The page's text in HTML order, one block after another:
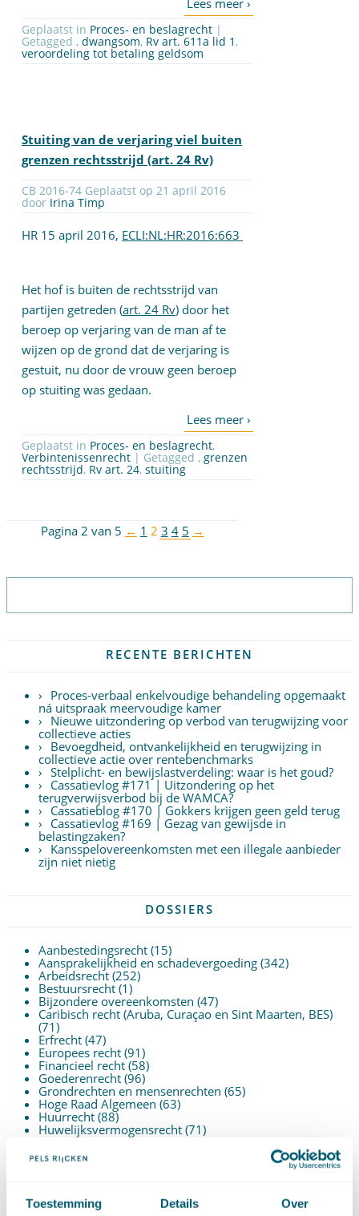
Toestemming Details Over
Geplaatst in Proces- en beslagrecht
Getagged , dwangsom, Rv art. 611a lid 1 ,
veroordeling tot betaling geldsom
Stuiting van de verjaring viel buiten
grenzen rechtsstrijd (art. 24 Rv)
CB 2016-74 Geplaatst op 21 april 2016
door Irina Timp
HR 15 april 2016, ECLI:NL:HR:2016:663
Het hof is buiten de rechtsstrijd van
partijen getreden (art. 24 Rv) door het
beroep op verjaring van de man af te
wijzen op de grond dat de verjaring is
gestuit, nu door de vrouw geen beroep
op stuiting was gedaan.
Geplaatst in Proces- en beslagrecht,
Verbintenissenrecht | Getagged , grenzen
rechtsstrijd, Rv art. 24, stuiting
Pagina 2 van 5 ← 1 2 3 4 5 →
RECENTE BERICHTEN
Proces-verbaal enkelvoudige behandeling opgemaakt
ná uitspraak meervoudige kamer
Nieuwe uitzondering op verbod van terugwijzing voor
collectieve acties
Bevoegdheid, ontvankelijkheid en terugwijzing in
collectieve actie over rentebenchmarks
Stelplicht- en bewijslastverdeling: waar is het goud?
Cassatievlog #171 | Uitzondering op het
terugverwijsverbod bij de WAMCA?
Cassatieblog #170 | Gokkers krijgen geen geld terug
Cassatievlog #169 | Gezag van gewijsde in
belastingzaken?
Kansspelovereenkomsten met een illegale aanbieder
zijn niet nietig
DOSSIERS
Aanbestedingsrecht (15)
Aansprakelijkheid en schadevergoeding (342)
Arbeidsrecht (252)
Bestuursrecht (1)
Bijzondere overeenkomsten (47)
Caribisch recht (Aruba, Curaçao en Sint Maarten, BES)
(71)
Erfrecht (47)
Europees recht (91)
Financieel recht (58)
Goederenrecht (96)
Grondrechten en mensenrechten (65)
Hoge Raad Algemeen (63)
Huurrecht (88)
Huwelijksvermogensrecht (71)
Insolventierecht
(210)
Intellectuele-eigendomsrecht
Internationaal privaatrecht
Mededingingsrecht
(26)